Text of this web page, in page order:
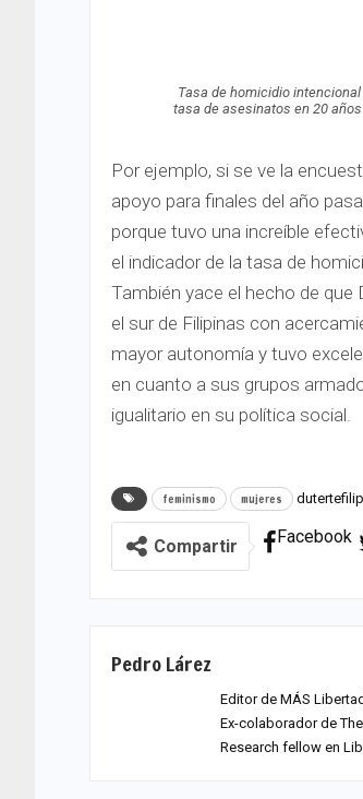
Tasa de homicidio
tasa de asesinatos en 20
Por ejemplo, si se ve la
apoyo para finales del año
porque tuvo una increíble
el indicador de la tasa de
También yace el hecho de
el sur de Filipinas con
mayor autonomía y tuvo
en cuanto a sus grupos
igualitario en su política social.
duterte
feminismo mujeres
Compartir Facebook
Pedro Lárez
Editor de MÁS
Ex-colaborador de
Research fellow en